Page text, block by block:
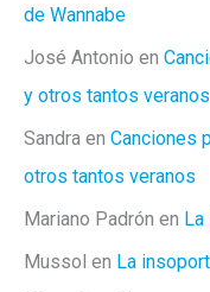
de Wannabe
José Antonio en
y otros tantos veranos
Sandra en Canciones
otros tantos veranos
Mariano Padrón en
Mussol en La